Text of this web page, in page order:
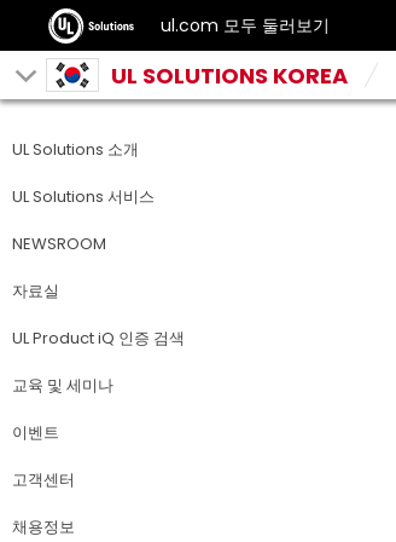
ul.com 모두 둘러보기
UL SOLUTIONS KOREA
UL Solutions 소개
UL Solutions 서비스
NEWSROOM
자료실
UL Product iQ 인증 검색
교육 및 세미나
이벤트
고객센터
채용정보